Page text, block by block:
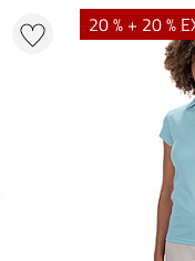
20 % + 20 %